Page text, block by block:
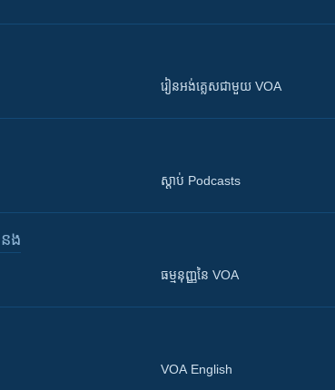
រៀន​​​​​​អង់គ្លេស​​ជាមួយ VOA
ស្តាប់ Podcasts
ង
ធម្មនុញ្ញ​នៃ VOA
VOA English